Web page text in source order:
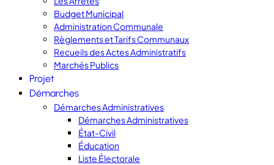
Budget Municipal
Administration Communale
Règlements et Tarifs Communaux
Recueils des Actes Administratifs
Marchés Publics
Projet
Démarches
Démarches Administratives
Démarches Administratives
État-Civil
Éducation
Liste Électorale